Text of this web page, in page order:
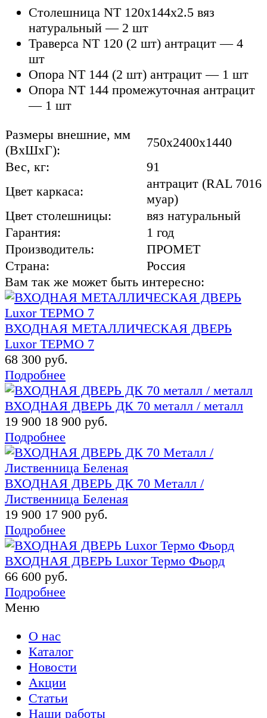
Столешница NT 120х144х2.5 вяз
натуральный — 2 шт
Траверса NT 120 (2 шт) антрацит — 4
шт
Опора NT 144 (2 шт) антрацит — 1 шт
Опора NT 144 промежуточная антрацит
— 1 шт
Размеры внешние, мм
(ВхШхГ):
750x2400x1440
Вес, кг:
91
Цвет каркаса:
антрацит (RAL 7016
муар)
Цвет столешницы:
вяз натуральный
Гарантия:
1 год
Производитель:
ПРОМЕТ
Страна:
Россия
Вам так же может быть интересно:
ВХОДНАЯ МЕТАЛЛИЧЕСКАЯ ДВЕРЬ
Luxor ТЕРМО 7
68 300 руб.
Подробнее
ВХОДНАЯ ДВЕРЬ ДК 70 металл / металл
19 900 18 900 руб.
Подробнее
ВХОДНАЯ ДВЕРЬ ДК 70 Металл /
Лиственница Беленая
19 900 17 900 руб.
Подробнее
ВХОДНАЯ ДВЕРЬ Luxor Термо Фьорд
66 600 руб.
Подробнее
Меню
О нас
Каталог
Новости
Акции
Статьи
Наши работы